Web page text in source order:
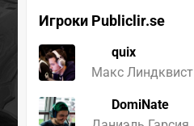
Игроки Publiclir.se
quix
Макс Линдквист
DomiNate